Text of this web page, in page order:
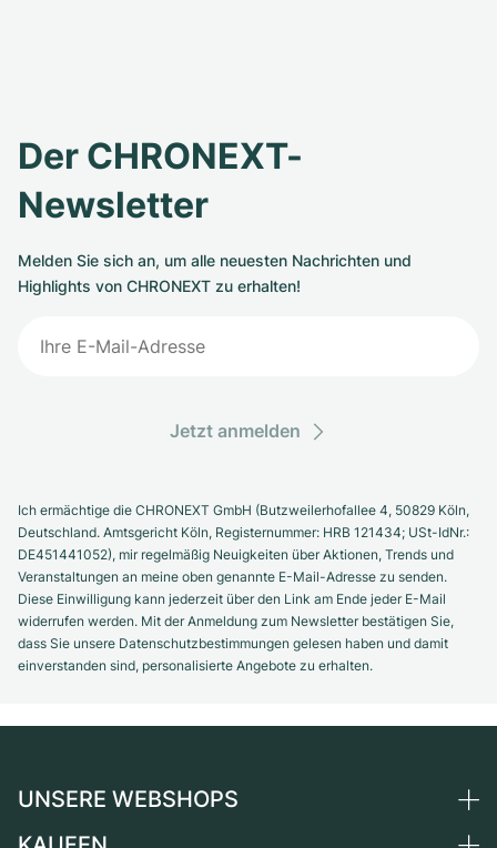
Der CHRONEXT-
Newsletter
Melden Sie sich an, um alle neuesten Nachrichten und
Highlights von CHRONEXT zu erhalten!
Jetzt anmelden
Ich ermächtige die CHRONEXT GmbH (Butzweilerhofallee 4, 50829 Köln,
Deutschland. Amtsgericht Köln, Registernummer: HRB 121434; USt-IdNr.:
DE451441052), mir regelmäßig Neuigkeiten über Aktionen, Trends und
Veranstaltungen an meine oben genannte E-Mail-Adresse zu senden.
Diese Einwilligung kann jederzeit über den Link am Ende jeder E-Mail
widerrufen werden. Mit der Anmeldung zum Newsletter bestätigen Sie,
dass Sie unsere Datenschutzbestimmungen gelesen haben und damit
einverstanden sind, personalisierte Angebote zu erhalten.
UNSERE WEBSHOPS
Deutschland